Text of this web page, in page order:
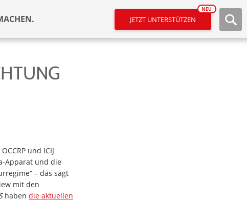
JETZT UNTERSTÜTZEN
NEU
und ICIJ
Apparat und die
– das sagt
mit den
haben die aktuellen